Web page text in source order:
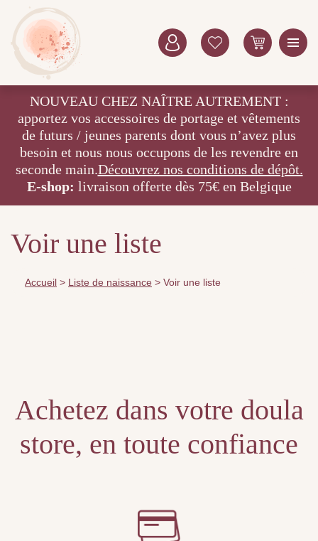
NOUVEAU CHEZ NAÎTRE AUTREMENT :
apportez vos accessoires de portage et vêtements
de futurs / jeunes parents dont vous n’avez plus
besoin et nous nous occupons de les revendre en
seconde main.Découvrez nos conditions de dépôt.
E-shop: livraison offerte dès 75€ en Belgique
Voir une liste
Accueil > Liste de naissance > Voir une liste
Achetez dans votre doula
store, en toute confiance